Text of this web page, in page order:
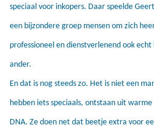
speciaal voor inkopers. Daar speelde
een bijzondere groep mensen om zich
professioneel en dienstverlenend ook
ander.
En dat is nog steeds zo. Het is niet een
hebben iets speciaals, ontstaan uit
DNA. Ze doen net dat beetje extra voor